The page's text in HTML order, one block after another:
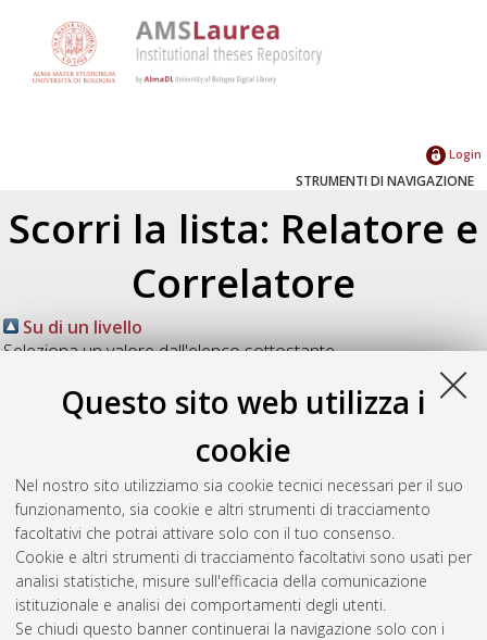
Questo sito web utilizza i
cookie
Nel nostro sito utilizziamo sia cookie tecnici necessari per il suo
funzionamento, sia cookie e altri strumenti di tracciamento
facoltativi che potrai attivare solo con il tuo consenso.
Cookie e altri strumenti di tracciamento facoltativi sono usati per
analisi statistiche, misure sull'efficacia della comunicazione
istituzionale e analisi dei comportamenti degli utenti.
Se chiudi questo banner continuerai la navigazione solo con i
Login
STRUMENTI DI NAVIGAZIONE
Scorri la lista: Relatore e
Correlatore
Su di un livello
Seleziona un valore dall'elenco sottostante.
2026(7)
2025(10)
2022(7)
2021(2)
2020 (6)
2019(6)
2017(3)
2014(2)